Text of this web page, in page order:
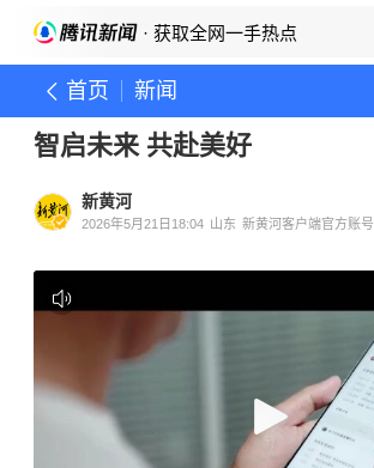
· 获取全网一手热点
首页 新闻
智启未来 共赴美好
新黄河
2026年5月21日18:04 山东 新黄河客户端官方账号